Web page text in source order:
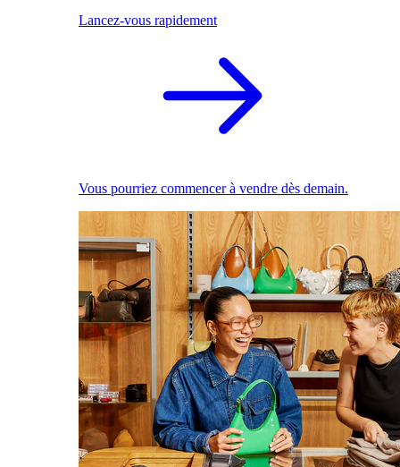
Lancez-vous rapidement
Vous pourriez commencer à vendre dès demain.